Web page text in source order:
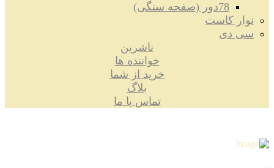
78دور (صفحه سنگی)
نوار کاست
سی دی
ناشرین
خواننده ها
خرید از شما
بلاگ
تماس با ما